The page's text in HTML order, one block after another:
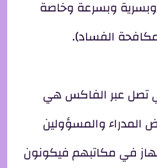
وبسرية وبسرعة وخاصة
الفساد).
تصل عبر الفاكس هي
المدراء والمسؤولين
في مكاتبهم فيكونون